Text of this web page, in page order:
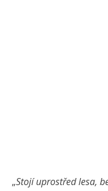
„Stojí uprostřed lesa,